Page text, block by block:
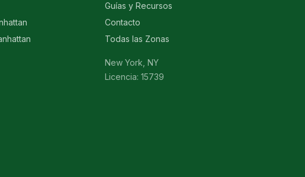
Guías y Recursos
Contacto
Todas las Zonas
New York, NY
Licencia: 15739